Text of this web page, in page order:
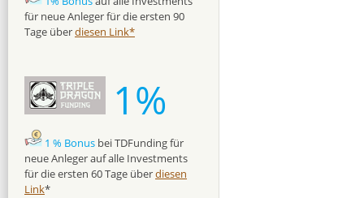
für neue Anleger für die ersten 90
Tage überdiesen Link*
1%
1 % Bonus bei TDFunding für
neue Anleger auf alle Investments
für die ersten 60 Tage überdiesen
Link*